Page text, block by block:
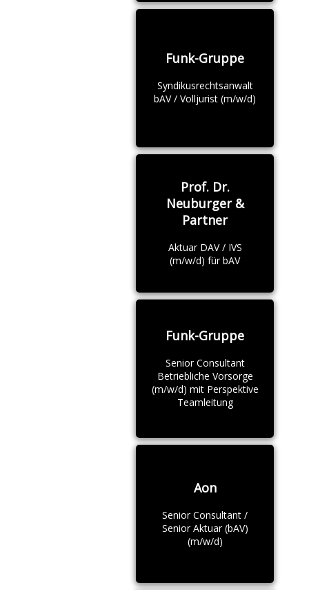
Funk-Gruppe
Syndikusrechtsanwalt
bAV / Volljurist (m/w/d)
Prof. Dr.
Neuburger &
Partner
Aktuar DAV / IVS
(m/w/d) für bAV
Funk-Gruppe
Senior Consultant
Betriebliche Vorsorge
(m/w/d) mit Perspektive
Teamleitung
Aon
Senior Consultant /
Senior Aktuar (bAV)
(m/w/d)